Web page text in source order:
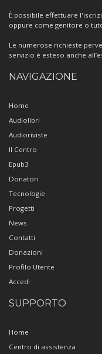
È possibile effettuare
oppure come genitore o
Le numerose richieste
servizio è esteso anche
NAVIGAZIONE
Home
Audiolibri
Audioriviste
Il Centro
Epub3
Donatori
Tecnologie
Progetti
News
Contatti
Donazioni
Profilo Utente
Accedi
SUPPORTO
Home
Centro di assistenza